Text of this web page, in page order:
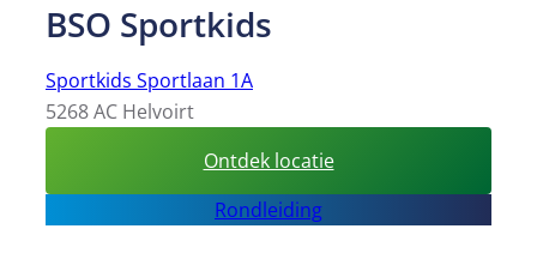
BSO Sportkids
Sportkids Sportlaan 1A
5268 AC Helvoirt
Ontdek locatie:
BSO
Sportkids
Rondleiding